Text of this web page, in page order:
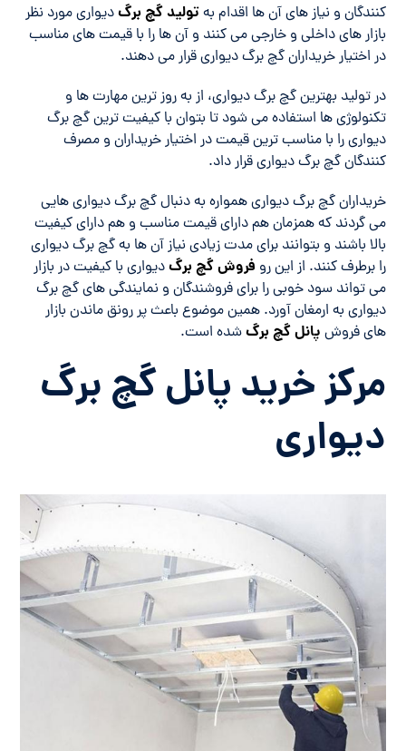
کنندگان و نیاز های آن ها اقدام بهتولید گچ برگدیواری مورد نظر
بازار های داخلی و خارجی می کنند و آن ها را با قیمت های مناسب
در اختیار خریداران گچ برگ دیواری قرار می دهند.
در تولید بهترین گچ برگ دیواری، از به روز ترین مهارت ها و
تکنولوژی ها استفاده می شود تا بتوان با کیفیت ترین گچ برگ
دیواری را با مناسب ترین قیمت در اختیار خریداران و مصرف
کنندگان گچ برگ دیواری قرار داد.
خریداران گچ برگ دیواری همواره به دنبال گچ برگ دیواری هایی
می گردند که همزمان هم دارای قیمت مناسب و هم دارای کیفیت
بالا باشند و بتوانند برای مدت زیادی نیاز آن ها به گچ برگ دیواری
را برطرف کنند. از این رو فروش گچ برگدیواری با کیفیت در بازار
می تواند سود خوبی را برای فروشندگان و نمایندگی های گچ برگ
دیواری به ارمغان آورد. همین موضوع باعث پر رونق ماندن بازار
های فروش پانل گچ برگشده است.
مرکز خرید پانل گچ برگ
دیواری